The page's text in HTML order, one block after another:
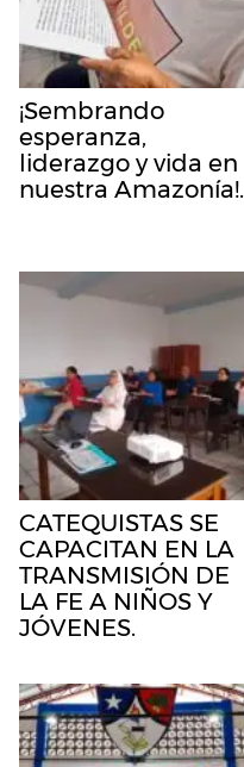
¡Sembrando
esperanza,
liderazgo y vida en
nuestra Amazonía!.
CATEQUISTAS SE
CAPACITAN EN LA
TRANSMISIÓN DE
LA FE A NIÑOS Y
JÓVENES.